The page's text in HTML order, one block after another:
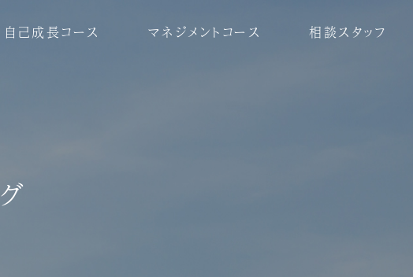
自己成長コース マネジメントコース 相談スタッフ